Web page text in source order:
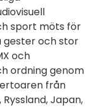
sport möts för
gester och stor
och
ordning genom
från
Japan,